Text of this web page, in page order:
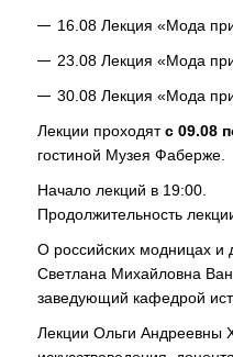
16.08 Лекция «Мода
23.08 Лекция «Мода
30.08 Лекция «Мода
Лекции проходятс 09.08
гостиной Музея Фаберже.
Начало лекций в 19:00.
Продолжительность
О российских модницах и
Светлана Михайловна
заведующий кафедрой
Лекции Ольги Андреевны